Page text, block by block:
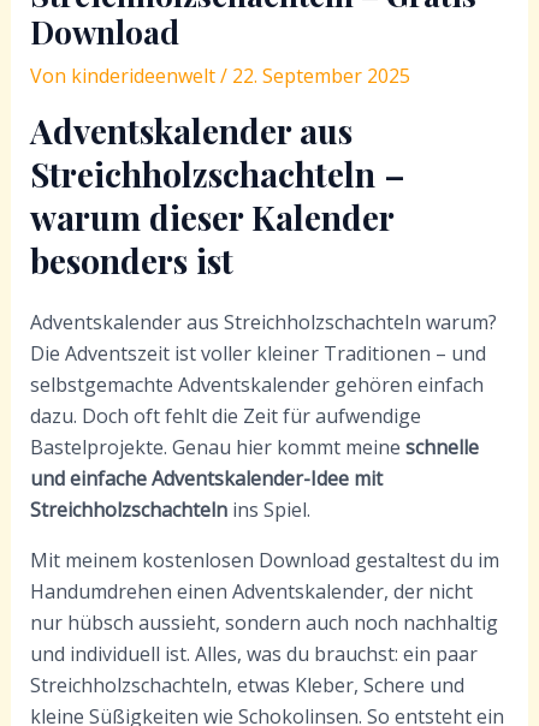
Download
Von kinderideenwelt/ 22. September 2025
Adventskalender aus
Streichholzschachteln –
warum dieser Kalender
besonders ist
Adventskalender aus Streichholzschachteln warum?
Die Adventszeit ist voller kleiner Traditionen – und
selbstgemachte Adventskalender gehören einfach
dazu. Doch oft fehlt die Zeit für aufwendige
Bastelprojekte. Genau hier kommt meine schnelle
und einfache Adventskalender-Idee mit
Streichholzschachtelnins Spiel.
Mit meinem kostenlosen Download gestaltest du im
Handumdrehen einen Adventskalender, der nicht
nur hübsch aussieht, sondern auch noch nachhaltig
und individuell ist. Alles, was du brauchst: ein paar
Streichholzschachteln, etwas Kleber, Schere und
kleine Süßigkeiten wie Schokolinsen. So entsteht ein